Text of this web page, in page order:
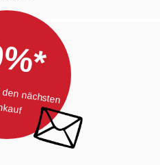
nächsten